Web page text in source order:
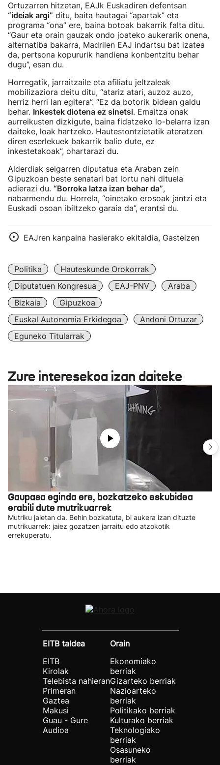
Ortuzarren hitzetan, EAJk Euskadiren defentsan
“ideiak argi” ditu, baita hautagai “apartak” eta
programa “ona” ere, baina botoak bakarrik falta ditu.
“Gaur eta orain gauzak ondo joateko aukerarik onena,
alternatiba bakarra, Madrilen EAJ indartsu bat izatea
da, pertsona kopururik handiena konbentzitu behar
dugu”, esan du.
Horregatik, jarraitzaile eta afiliatu jeltzaleak
mobilizaziora deitu ditu, “atariz atari, auzoz auzo,
herriz herri lan egitera”. “Ez da botorik bidean galdu
behar. Inkestek diotena ez sinetsi. Emaitza onak
aurreikusten dizkigute, baina fidatzeko lo-belarra izan
daiteke, loak hartzeko. Hautestontzietatik ateratzen
diren eserlekuek bakarrik balio dute, ez
inkestetakoak”, ohartarazi du.
Alderdiak seigarren diputatua eta Araban zein
Gipuzkoan beste senatari bat lortu nahi dituela
adierazi du. “Borroka latza izan behar da”,
nabarmendu du. Horrela, “oinetako erosoak jantzi eta
Euskadi osoan ibiltzeko garaia da”, erantsi du.
EAJren kanpaina hasierako ekitaldia, Gasteizen
Politika
Hauteskunde Orokorrak
Diputatuen Kongresua
EAJ-PNV
Araba
Bizkaia
Gipuzkoa
Euskal Autonomia Erkidegoa
Andoni Ortuzar
Eguneko Titularrak
Zure interesekoa izan daiteke
Gaupasa eginda ere, bozkatzeko eskubidea
erabili dute mutrikuarrek
Mutriku jaietan da. Behin bozkatuta, bi aukera izan dituzte
mutrikuarrek: jaiez gozatzen jarraitu edo atzokotik
errekuperatu.
EITB taldea
EITB
Kirolak
Telebista nahieran
Primeran
Gaztea
Makusi
Guau - Gure
Audioa
Orain
Ekonomiako
berriak
Gizarteko berriak
Nazioarteko
berriak
Politikako berriak
Kulturako berriak
Teknologiako
berriak
Osasuneko
berriak